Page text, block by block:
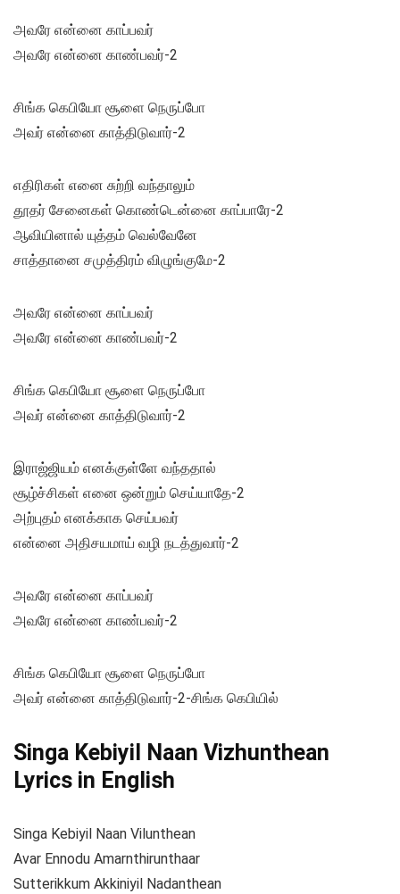
அவரே என்னை காப்பவர்
அவரே என்னை காண்பவர்-2
சிங்க கெபியோ சூளை நெருப்போ
அவர் என்னை காத்திடுவார்-2
எதிரிகள் எனை சுற்றி வந்தாலும்
தூதர் சேனைகள் கொண்டென்னை காப்பாரே-2
ஆவியினால் யுத்தம் வெல்வேனே
சாத்தானை சமுத்திரம் விழுங்குமே-2
அவரே என்னை காப்பவர்
அவரே என்னை காண்பவர்-2
சிங்க கெபியோ சூளை நெருப்போ
அவர் என்னை காத்திடுவார்-2
இராஜ்ஜியம் எனக்குள்ளே வந்ததால்
சூழ்ச்சிகள் எனை ஒன்றும் செய்யாதே-2
அற்புதம் எனக்காக செய்பவர்
என்னை அதிசயமாய் வழி நடத்துவார்-2
அவரே என்னை காப்பவர்
அவரே என்னை காண்பவர்-2
சிங்க கெபியோ சூளை நெருப்போ
அவர் என்னை காத்திடுவார்-2-சிங்க கெபியில்
Singa Kebiyil Naan Vizhunthean
Lyrics in English
Singa Kebiyil Naan Vilunthean
Avar Ennodu Amarnthirunthaar
Sutterikkum Akkiniyil Nadanthean